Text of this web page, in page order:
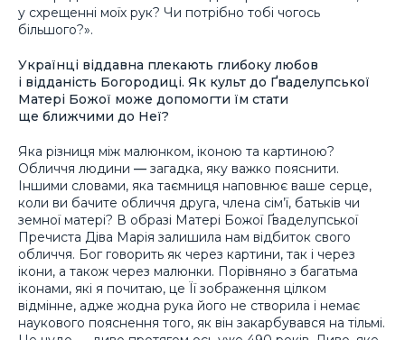
у схрещенні моїх рук? Чи потрібно тобі чогось
більшого?».
Українці віддавна плекають глибоку любов
і відданість Богородиці. Як культ до Ґваделупської
Матері Божої може допомогти їм стати
ще ближчими до Неї?
Яка різниця між малюнком, іконою та картиною?
Обличчя людини — загадка, яку важко пояснити.
Іншими словами, яка таємниця наповнює ваше серце,
коли ви бачите обличчя друга, члена сім’ї, батьків чи
земної матері? В образі Матері Божої Ґваделупської
Пречиста Діва Марія залишила нам відбиток свого
обличчя. Бог говорить як через картини, так і через
ікони, а також через малюнки. Порівняно з багатьма
іконами, які я почитаю, це Її зображення цілком
відмінне, адже жодна рука його не створила і немає
наукового пояснення того, як він закарбувався на тільмі.